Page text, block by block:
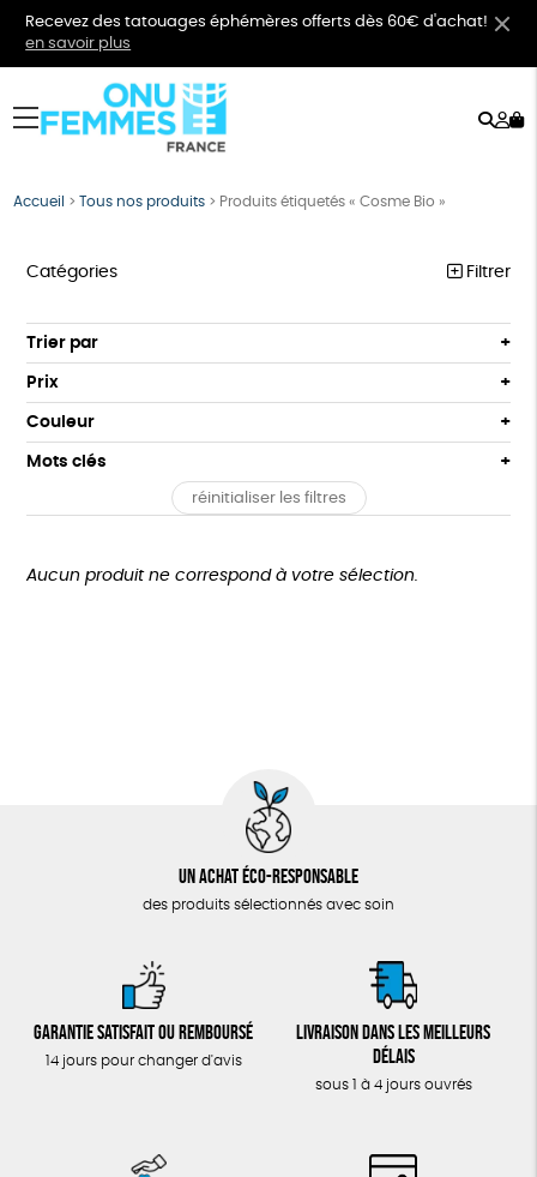
Recevez des tatouages éphémères offerts dès 60€ d'achat!
en savoir plus
menu
Accueil >Tous nos produits > Produits étiquetés « Cosme Bio »
Catégories Filtrer
VÊTEMENTS
BIJOUX
BIEN-ÊTRE
ÉPICERIE
PAPETERIE
Trier par
Par défaut
Popularité
Prix : du - cher au + cher
Prix : du + cher au - cher
Prix
Tous
0 € - 50 €
Plus de 200€
Couleur
Orange
Mots clés
Fabriqué en Europe Fabriqué en France
réinitialiser les filtres
Aucun produit ne correspond à votre sélection.
Un achat éco-responsable
des produits sélectionnés avec soin
Garantie satisfait ou remboursé
14 jours pour changer d'avis
Livraison dans les meilleurs
délais
sous 1 à 4 jours ouvrés